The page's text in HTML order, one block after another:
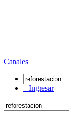
Canales
Ingresar